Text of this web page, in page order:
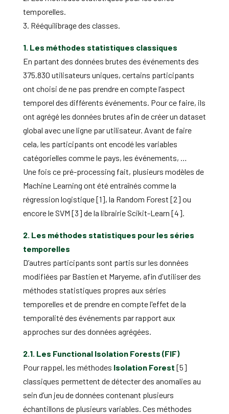
temporelles.
3. Rééquilibrage des classes.
1. Les méthodes statistiques classiques
En partant des données brutes des événements des
375.830 utilisateurs uniques, certains participants
ont choisi de ne pas prendre en compte l’aspect
temporel des différents événements. Pour ce faire, ils
ont agrégé les données brutes afin de créer un dataset
global avec une ligne par utilisateur. Avant de faire
cela, les participants ont encodé les variables
catégorielles comme le pays, les événements, …
Une fois ce pré-processing fait, plusieurs modèles de
Machine Learning ont été entraînés comme la
régression logistique [1], la Random Forest [2] ou
encore le SVM [3] de la librairie Scikit-Learn [4].
2. Les méthodes statistiques pour les séries
temporelles
D’autres participants sont partis sur les données
modifiées par Bastien et Maryeme, afin d'utiliser des
méthodes statistiques propres aux séries
temporelles et de prendre en compte l'effet de la
temporalité des événements par rapport aux
approches sur des données agrégées.
2.1. Les Functional Isolation Forests (FIF)
Pour rappel, les méthodes Isolation Forest [5]
classiques permettent de détecter des anomalies au
sein d’un jeu de données contenant plusieurs
échantillons de plusieurs variables. Ces méthodes